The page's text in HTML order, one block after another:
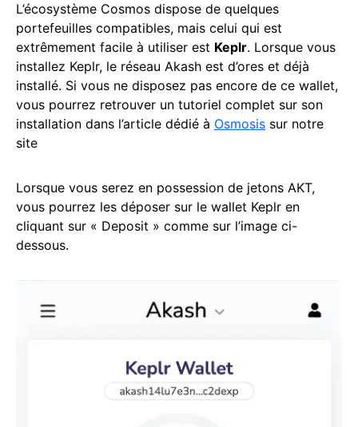
L’écosystème Cosmos dispose de quelques
portefeuilles compatibles, mais celui qui est
extrêmement facile à utiliser est Keplr. Lorsque vous
installez Keplr, le réseau Akash est d’ores et déjà
installé. Si vous ne disposez pas encore de ce wallet,
vous pourrez retrouver un tutoriel complet sur son
installation dans l’article dédié à Osmosis sur notre
site
Lorsque vous serez en possession de jetons AKT,
vous pourrez les déposer sur le wallet Keplr en
cliquant sur « Deposit » comme sur l’image ci-
dessous.